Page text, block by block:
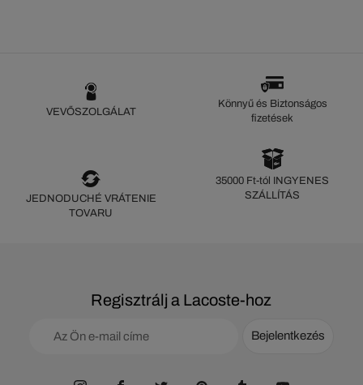
VEVŐSZOLGÁLAT
Könnyű és Biztonságos
fizetések
JEDNODUCHÉ VRÁTENIE
TOVARU
35000 Ft-tól INGYENES
SZÁLLÍTÁS
Regisztrálj a Lacoste-hoz
Bejelentkezés